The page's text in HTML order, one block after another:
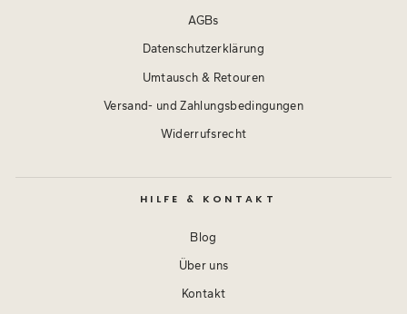
AGBs
Datenschutzerklärung
Umtausch & Retouren
Versand- und Zahlungsbedingungen
Widerrufsrecht
HILFE & KONTAKT
Blog
Über uns
Kontakt